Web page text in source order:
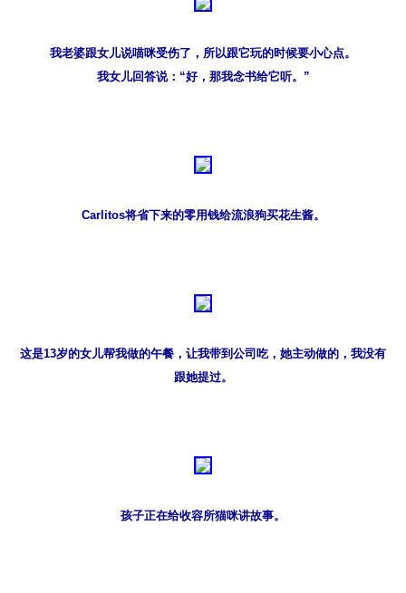
我老婆跟女儿说喵咪受伤了，所以跟它玩的时候要小心点。
我女儿回答说：“好，那我念书给它听。”
Carlitos将省下来的零用钱给流浪狗买花生酱。
这是13岁的女儿帮我做的午餐，让我带到公司吃，她主动做的，我没有
跟她提过。
孩子正在给收容所猫咪讲故事。